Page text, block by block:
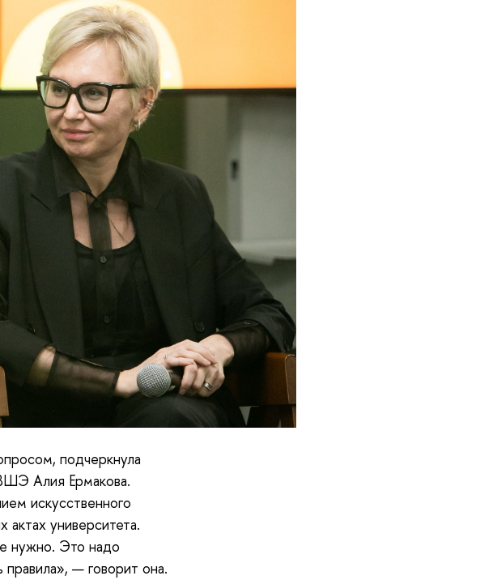
подчеркнула
Алия Ермакова.
искусственного
актах университета.
нужно. Это надо
правила», — говорит она.